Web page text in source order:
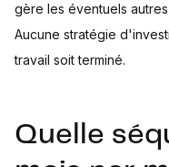
gère les éventuels
Aucune stratégie
travail soit terminé.
Quelle